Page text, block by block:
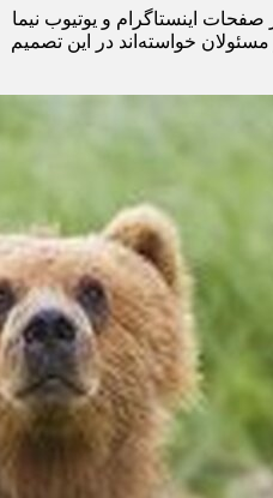
اینستاگرام و یوتیوب نیما
خواسته‌اند در این تصمیم